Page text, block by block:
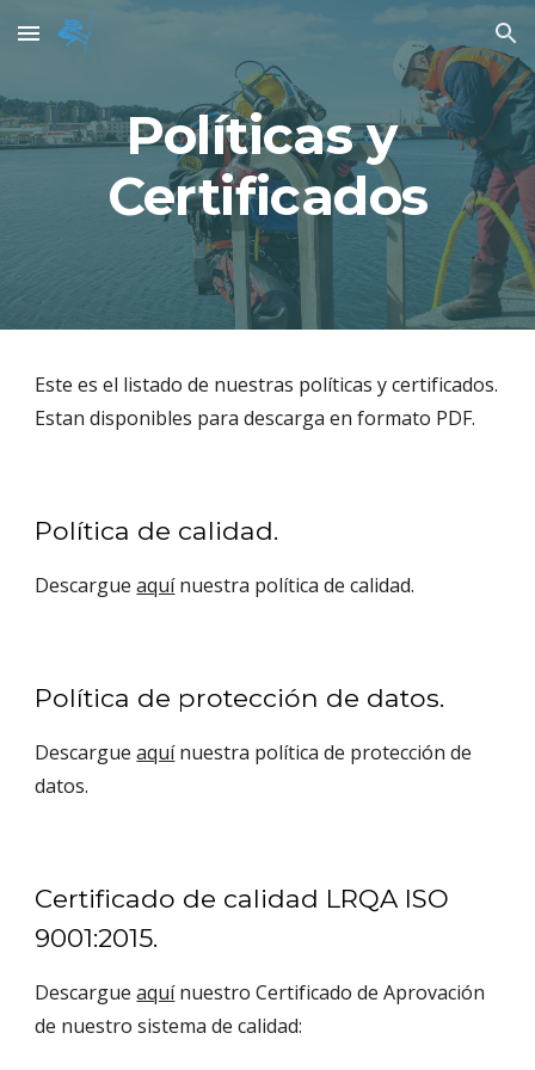
Skip to main content Skip to navigation
Políticas y
Certificados
Este es el listado de nuestras políticas y certificados.
Estan disponibles para descarga en formato PDF.
Política de calidad.
Descargue aquí nuestra política de calidad.
Política de protección de datos.
Descargue aquí nuestra política de protección de
datos.
Certificado de calidad LRQA ISO
9001:2015.
Descargue aquí nuestro Certificado de Aprovación
de nuestro sistema de calidad: